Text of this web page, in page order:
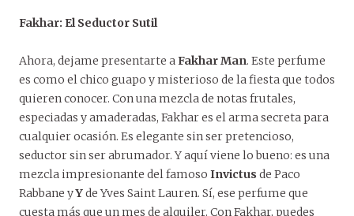
Fakhar: El Seductor Sutil
Ahora, dejame presentarte aFakhar Man. Este perfume
es como el chico guapo y misterioso de la fiesta que todos
quieren conocer. Con una mezcla de notas frutales,
especiadas y amaderadas, Fakhar es el arma secreta para
cualquier ocasión. Es elegante sin ser pretencioso,
seductor sin ser abrumador. Y aquí viene lo bueno: es una
mezcla impresionante del famoso Invictus de Paco
Rabbane yYde Yves Saint Lauren. Sí, ese perfume que
cuesta más que un mes de alquiler. Con Fakhar, puedes